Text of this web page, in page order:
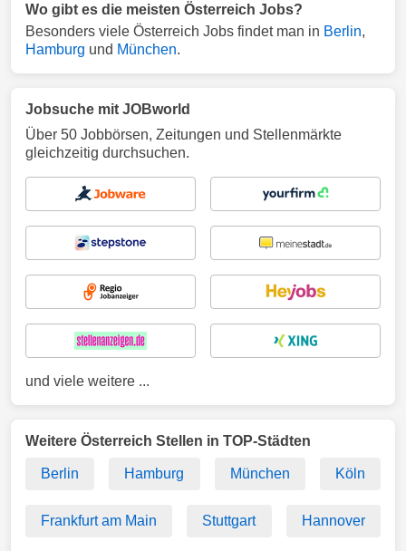
Wo gibt es die meisten Österreich Jobs?
Besonders viele Österreich Jobs findet man in Berlin,
Hamburg und München.
Jobsuche mit JOBworld
Über 50 Jobbörsen, Zeitungen und Stellenmärkte
gleichzeitig durchsuchen.
und viele weitere ...
Weitere Österreich Stellen in TOP-Städten
Berlin Hamburg München Köln
Frankfurt am Main Stuttgart Hannover